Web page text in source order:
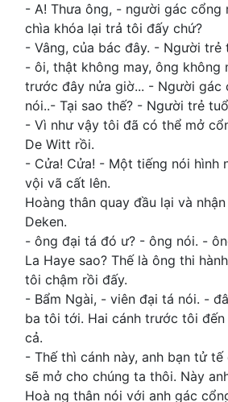
- A! Thưa ông, - người gác cổng
chìa khóa lại trả tôi đấy chứ?
- Vâng, của bác đây. - Người trẻ
- ôi, thật không may, ông không
trước đây nửa giờ... - Người gác
nói..- Tại sao thế? - Người trẻ
- Vì như vậy tôi đã có thể mở
De Witt rồi.
- Cửa! Cửa! - Một tiếng nói hình
vội vã cất lên.
Hoàng thân quay đầu lại và
Deken.
- ông đại tá đó ư? - ông nói. -
La Haye sao? Thế là ông thi
tôi chậm rồi đấy.
- Bẩm Ngài, - viên đại tá nói. -
ba tôi tới. Hai cánh trước tôi
cả.
- Thế thì cánh này, anh bạn tử
sẽ mở cho chúng ta thôi. Này
Hoà ng thân nói với anh gác